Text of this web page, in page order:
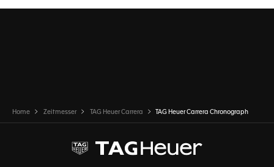
Home Zeitmesser TAG Heuer Carrera TAG Heuer Carrera Chronograph